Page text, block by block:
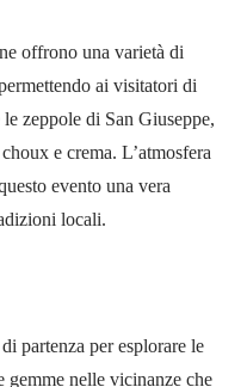
offrono una varietà di
ai visitatori di
zeppole di San Giuseppe,
e crema. L’atmosfera
evento una vera
locali.
partenza per esplorare le
gemme nelle vicinanze che